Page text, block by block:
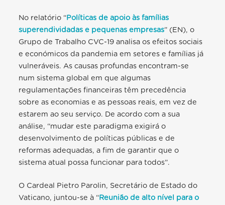
No relatório “ Políticas de apoio às famílias
superendividadas e pequenas empresas” (EN), o
Grupo de Trabalho CVC-19 analisa os efeitos sociais
e económicos da pandemia em setores e famílias já
vulneráveis. As causas profundas encontram-se
num sistema global em que algumas
regulamentações financeiras têm precedência
sobre as economias e as pessoas reais, em vez de
estarem ao seu serviço. De acordo com a sua
análise, “mudar este paradigma exigirá o
desenvolvimento de políticas públicas e de
reformas adequadas, a fim de garantir que o
sistema atual possa funcionar para todos”.
O Cardeal Pietro Parolin, Secretário de Estado do
Vaticano, juntou-se à “ Reunião de alto nível para o